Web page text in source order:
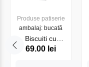
Produse patiserie
ambalaj: bucată
Biscuiti cu
cocos Fara
69.00 lei